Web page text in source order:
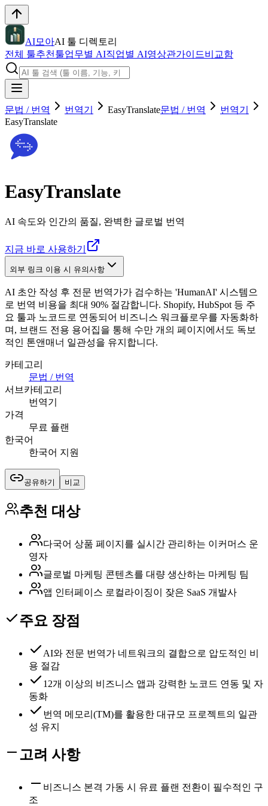
AI모아AI 툴 디렉토리
전체 툴추천툴업무별 AI직업별 AI영상관가이드비교함
문법 / 번역 번역기 EasyTranslate문법 / 번역
번역기
EasyTranslate
EasyTranslate
AI 속도와 인간의 품질, 완벽한 글로벌 번역
지금 바로 사용하기
외부 링크 이용 시 유의사항
AI 초안 작성 후 전문 번역가가 검수하는 'HumanAI' 시스템으
로 번역 비용을 최대 90% 절감합니다. Shopify, HubSpot 등 주
요 툴과 노코드로 연동되어 비즈니스 워크플로우를 자동화하
며, 브랜드 전용 용어집을 통해 수만 개의 페이지에서도 독보
적인 톤앤매너 일관성을 유지합니다.
카테고리
문법 / 번역
서브카테고리
번역기
가격
무료 플랜
한국어
한국어 지원
공유하기 비교
추천 대상
다국어 상품 페이지를 실시간 관리하는 이커머스 운
영자
글로벌 마케팅 콘텐츠를 대량 생산하는 마케팅 팀
앱 인터페이스 로컬라이징이 잦은 SaaS 개발사
주요 장점
AI와 전문 번역가 네트워크의 결합으로 압도적인 비
용 절감
12개 이상의 비즈니스 앱과 강력한 노코드 연동 및 자
동화
번역 메모리(TM)를 활용한 대규모 프로젝트의 일관
성 유지
고려 사항
비즈니스 본격 가동 시 유료 플랜 전환이 필수적인 구
조